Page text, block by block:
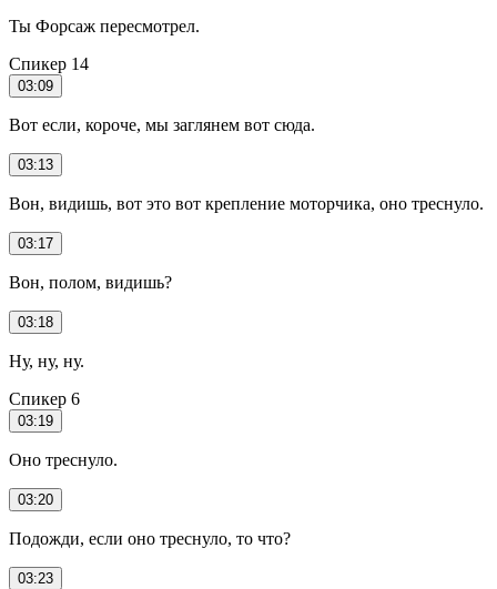
Ты Форсаж пересмотрел.
Спикер 14
03:09
Вот если, короче, мы заглянем вот сюда.
03:13
Вон, видишь, вот это вот крепление моторчика, оно треснуло.
03:17
Вон, полом, видишь?
03:18
Ну, ну, ну.
Спикер 6
03:19
Оно треснуло.
03:20
Подожди, если оно треснуло, то что?
03:23